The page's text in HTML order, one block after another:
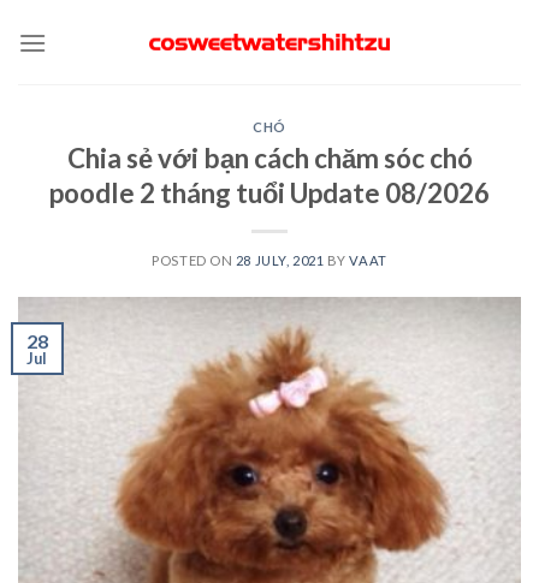
CHÓ
Chia sẻ với bạn cách chăm sóc chó
poodle 2 tháng tuổi Update 08/2026
POSTED ON 28 JULY, 2021 BYVAAT
28
Jul